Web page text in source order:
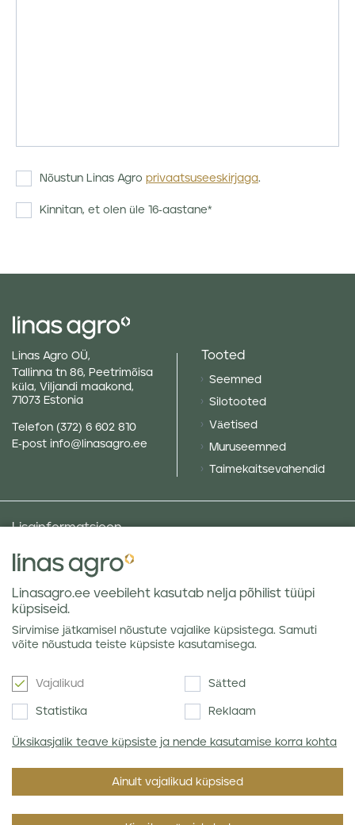
Nõustun Linas Agro privaatsuseeskirjaga.
Kinnitan, et olen üle 16-aastane*
Linas Agro OÜ,
Tallinna tn 86, Peetrimõisa
küla, Viljandi maakond,
71073 Estonia
Telefon (372) 6 602 810
E-post info@linasagro.ee
Tooted
Seemned
Silotooted
Väetised
Muruseemned
Taimekaitsevahendid
Lisainformatsioon
Taluniku põllugalerii
Sotsiaalne vastutus ja poliitikad
Andmekaitsetingimused
Kauba hoiustamine
Teraviljaturu ülevaated
Uudiskiri
Linasagro.ee veebileht kasutab nelja põhilist tüüpi
küpsiseid.
Sirvimise jätkamisel nõustute vajalike küpsistega. Samuti
võite nõustuda teiste küpsiste kasutamisega.
Vajalikud Sätted
Statistika Reklaam
Üksikasjalik teave küpsiste ja nende kasutamise korra kohta
Ainult vajalikud küpsised